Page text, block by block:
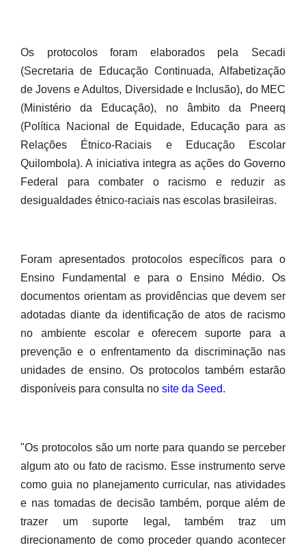
Os protocolos foram elaborados pela Secadi
(Secretaria de Educação Continuada, Alfabetização
de Jovens e Adultos, Diversidade e Inclusão), do MEC
(Ministério da Educação), no âmbito da Pneerq
(Política Nacional de Equidade, Educação para as
Relações Étnico-Raciais e Educação Escolar
Quilombola). A iniciativa integra as ações do Governo
Federal para combater o racismo e reduzir as
desigualdades étnico-raciais nas escolas brasileiras.
Foram apresentados protocolos específicos para o
Ensino Fundamental e para o Ensino Médio. Os
documentos orientam as providências que devem ser
adotadas diante da identificação de atos de racismo
no ambiente escolar e oferecem suporte para a
prevenção e o enfrentamento da discriminação nas
unidades de ensino. Os protocolos também estarão
disponíveis para consulta no site da Seed.
"Os protocolos são um norte para quando se perceber
algum ato ou fato de racismo. Esse instrumento serve
como guia no planejamento curricular, nas atividades
e nas tomadas de decisão também, porque além de
trazer um suporte legal, também traz um
direcionamento de como proceder quando acontecer